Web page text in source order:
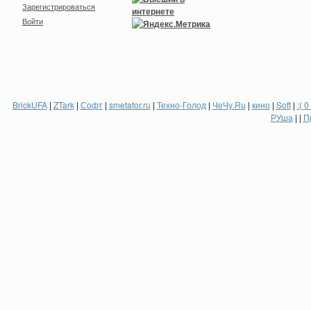
Зарегистрироваться
Войти
BrickUFA| ZTark| Софт| smetafor.ru | Техно-Голод | ЧеЧу.Ru | кино| Soft| :(
РУша | |